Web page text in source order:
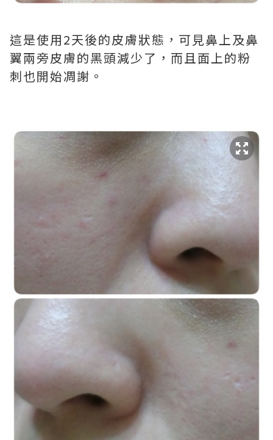
這是使用2天後的皮膚狀態，可見鼻上及鼻
翼兩旁皮膚的黑頭減少了，而且面上的粉
刺也開始凋謝。